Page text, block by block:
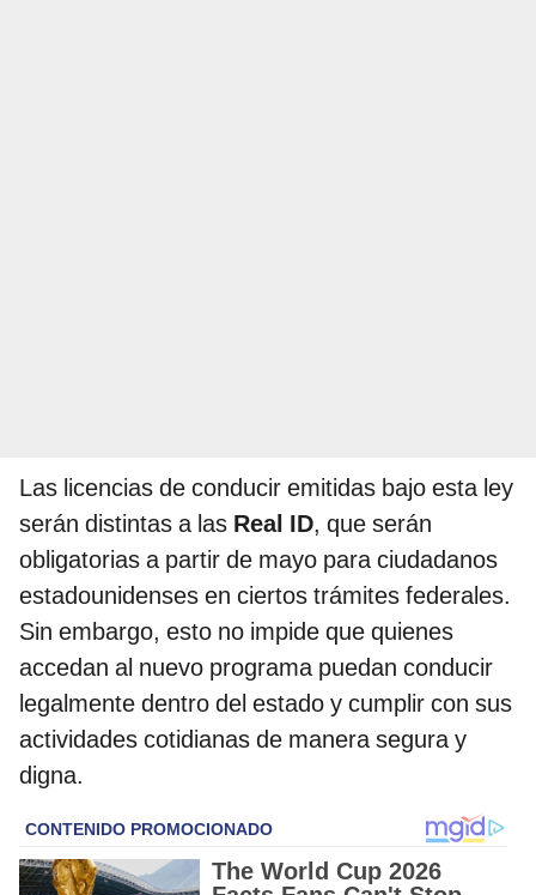
Las licencias de conducir emitidas bajo esta ley
serán distintas a las Real ID, que serán
obligatorias a partir de mayo para ciudadanos
estadounidenses en ciertos trámites federales.
Sin embargo, esto no impide que quienes
accedan al nuevo programa puedan conducir
legalmente dentro del estado y cumplir con sus
actividades cotidianas de manera segura y
digna.